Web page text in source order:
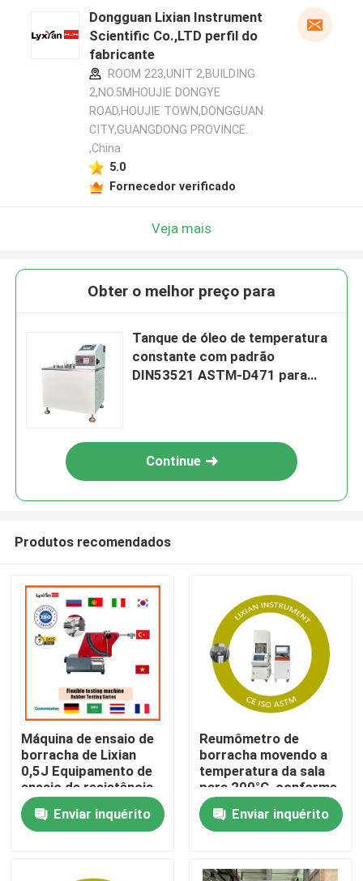
Casa
Produtos
programa de realidade virtual
Dongguan Lixian Instrument
Scientific Co.,LTD perfil do
fabricante
ROOM 223,UNIT 2,BUILDING
2,NO.5MHOUJIE DONGYE
ROAD,HOUJIE TOWN,DONGGUAN
CITY,GUANGDONG PROVINCE.
,China
5.0
Fornecedor verificado
Veja mais
Obter o melhor preço para
Tanque de óleo de temperatura
constante com padrão
DIN53521 ASTM-D471 para
Continue
Produtos recomendados
Máquina de ensaio de
borracha de Lixian
0,5J Equipamento de
ensaio de resistência
à rebentação de
borracha flexível de
energia
Enviar inquérito
Reumômetro de
borracha movendo a
temperatura da sala
para 200°C, conforme
o padrão ISO 6502
Pressão 0,5 Mpa-0,65
Mpa
Enviar inquérito